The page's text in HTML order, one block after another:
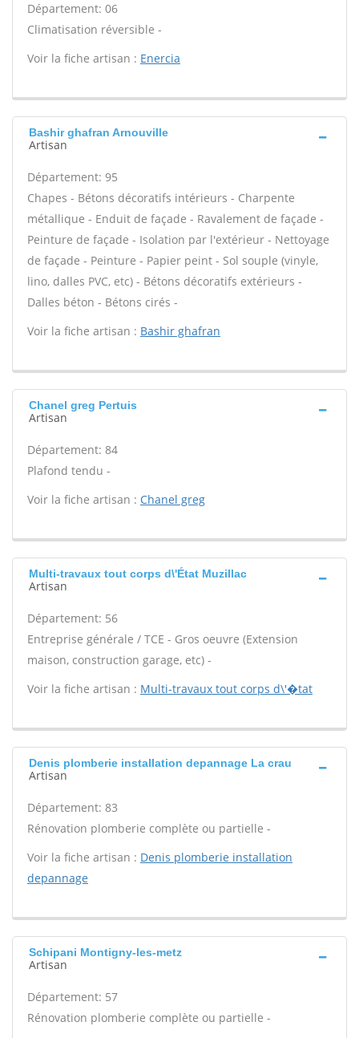
Département: 06
Climatisation réversible -
Voir la fiche artisan : Enercia
Bashir ghafran Arnouville
Artisan
Département: 95
Chapes - Bétons décoratifs intérieurs - Charpente
métallique - Enduit de façade - Ravalement de façade -
Peinture de façade - Isolation par l'extérieur - Nettoyage
de façade - Peinture - Papier peint - Sol souple (vinyle,
lino, dalles PVC, etc) - Bétons décoratifs extérieurs -
Dalles béton - Bétons cirés -
Voir la fiche artisan : Bashir ghafran
Chanel greg Pertuis
Artisan
Département: 84
Plafond tendu -
Voir la fiche artisan : Chanel greg
Multi-travaux tout corps d\'État Muzillac
Artisan
Département: 56
Entreprise générale / TCE - Gros oeuvre (Extension
maison, construction garage, etc) -
Voir la fiche artisan : Multi-travaux tout corps d\'�tat
Denis plomberie installation depannage La crau
Artisan
Département: 83
Rénovation plomberie complète ou partielle -
Voir la fiche artisan : Denis plomberie installation
depannage
Schipani Montigny-les-metz
Artisan
Département: 57
Rénovation plomberie complète ou partielle -